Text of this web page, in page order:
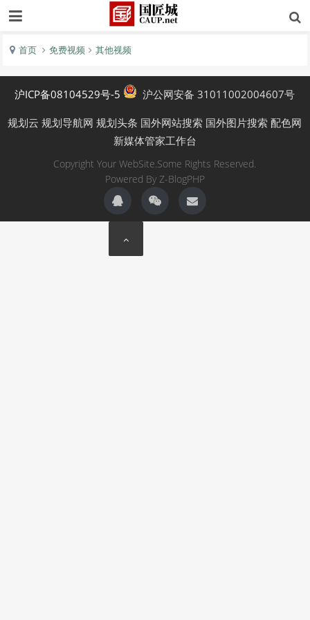
首页 免费视频 其他视频
沪ICP备08104529号-5 沪公网安备 31011002004607号
规划云 规划导航网 规划头条 国外网站搜索 国外图片搜索 配色网
新媒体管家工作台
Copyright Your WebSite.Some Rights Reserved.
Powered By Z-BlogPHP